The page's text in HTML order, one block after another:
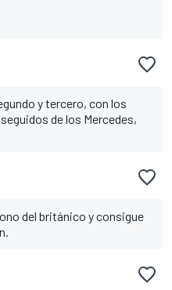
y tercero, con los
de los Mercedes,
del británico y consigue